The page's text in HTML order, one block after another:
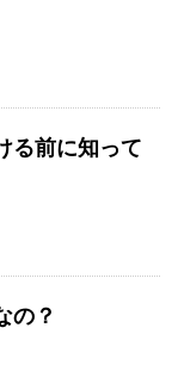
る前に知って
の？